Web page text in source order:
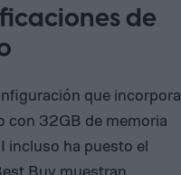
de
que incorpora
con 32GB de memoria
incluso ha puesto el
Buy muestran